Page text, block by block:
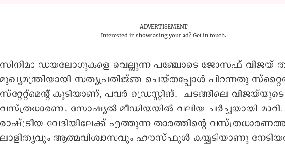
ADVERTISEMENT
Interested in showcasing your ad? Get in touch.
സിനിമാ ഡയലോഗുകളെ വെല്ലുന്ന പഞ്ചോടെ ജോസഫ് വിജയ്
മുഖ്യമന്ത്രിയായി സത്യപ്രതിജ്ഞ ചെയ്തപ്പോൾ പിറന്നതു
സ്റ്റേറ്റ്മെന്റ് കൂടിയാണ്, പവർ ഡ്രെസ്സിങ്. ചടങ്ങിലെ വിജയ്‌യുടെ
വസ്ത്രധാരണം സോഷ്യൽ മീഡിയയിൽ വലിയ ചർച്ചയായി മാറി.
രാഷ്ട്രീയ വേദിയിലേക്ക് എത്തുന്ന താരത്തിന്റെ
ലാളിത്യവും ആത്മവിശ്വാസവും ഹൗസ്ഫുൾ കയ്യടിയാണു